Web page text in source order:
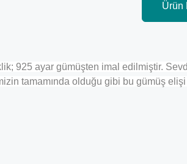
Ürün
925 ayar gümüşten imal edilmiştir.
tamamında olduğu gibi bu gümüş